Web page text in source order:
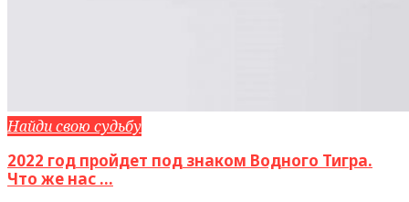
Найди свою судьбу
2022 год пройдет под знаком Водного Тигра.
Что же нас ...